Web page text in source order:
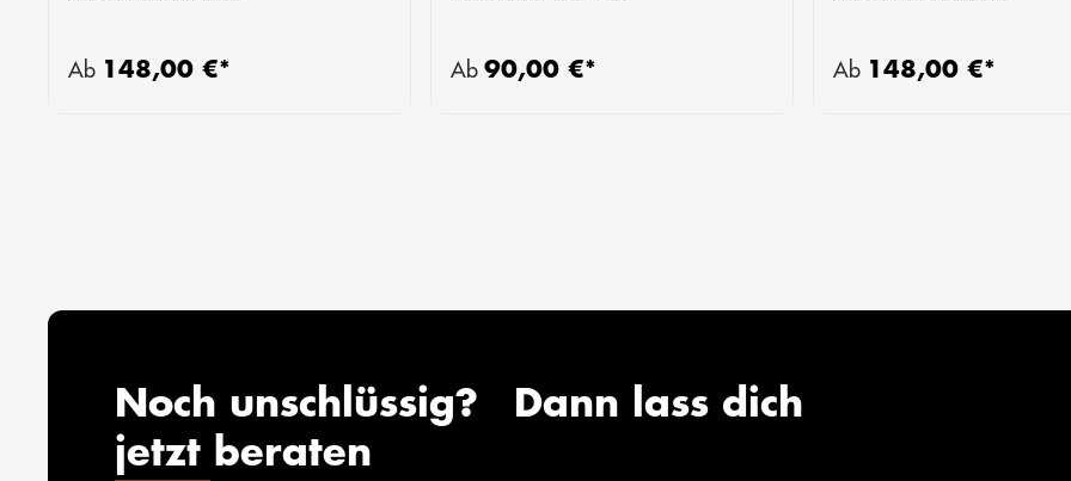
Regulärer Preis:
Ab 148,00 €* Regulärer Preis:
Ab 90,00 €* Regulärer Preis:
Ab 148,00 €*
Noch unschlüssig? Dann lass dich
jetzt beraten